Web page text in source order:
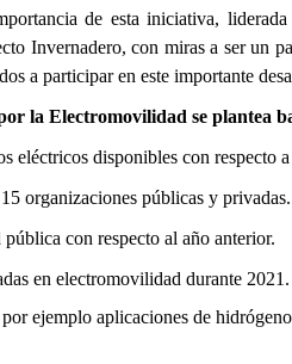
de esta iniciativa,
Invernadero, con miras a ser
a participar en este importante
la Electromovilidad se plantea
eléctricos disponibles con respecto
organizaciones públicas y privadas.
con respecto al año anterior.
en electromovilidad durante 2021.
ejemplo aplicaciones de